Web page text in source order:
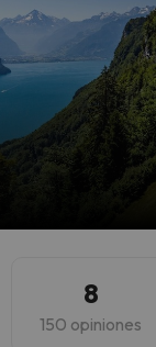
8
150 opiniones